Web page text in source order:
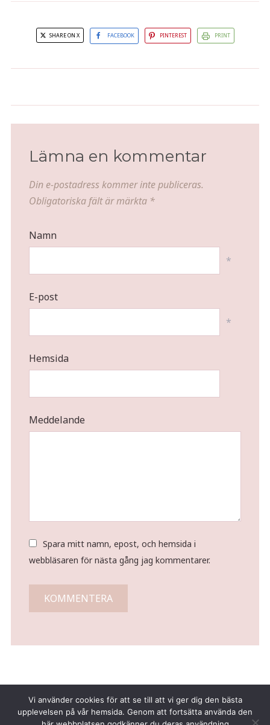
SHARE ON X FACEBOOK PINTEREST PRINT
kavringstickor
Lämna en kommentar
Din e-postadress kommer inte publiceras.
Obligatoriska fält är märkta *
Namn
*
E-post
*
Hemsida
Meddelande
Spara mitt namn, epost, och hemsida i
webbläsaren för nästa gång jag kommentarer.
Vi använder cookies för att se till att vi ger dig den bästa
upplevelsen på vår hemsida. Genom att fortsätta använda den